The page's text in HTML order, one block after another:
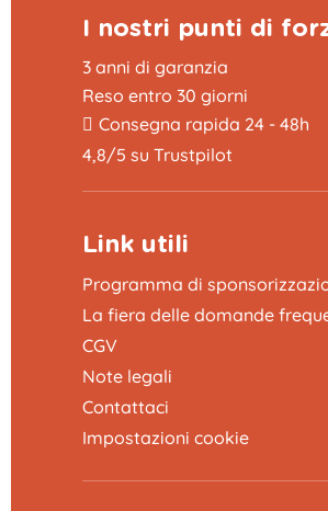
I nostri punti di
3 anni di garanzia
Reso entro 30 giorni
Consegna rapida 24 - 48h
4,8/5 su Trustpilot
Link utili
Programma di
La fiera delle domande
CGV
Note legali
Contattaci
Impostazioni cookie